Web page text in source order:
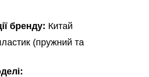
бренду: Китай
(пружний та